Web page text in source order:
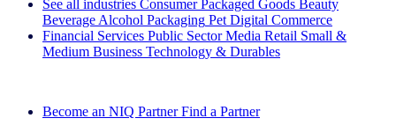
See all industries Consumer Packaged Goods Beauty
Beverage Alcohol Packaging Pet Digital Commerce
Financial Services Public Sector Media Retail Small &
Medium Business Technology & Durables
Become an NIQ Partner Find a Partner